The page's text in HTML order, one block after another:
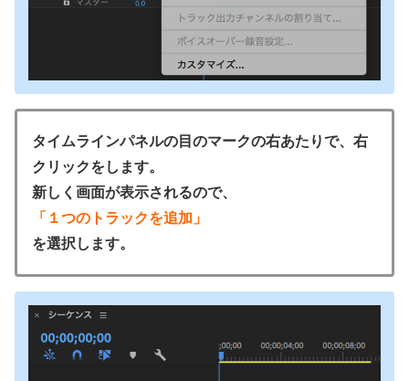
タイムラインパネルの目のマークの右あたりで、右
クリックをします。
新しく画面が表示されるので、
「１つのトラックを追加」
を選択します。